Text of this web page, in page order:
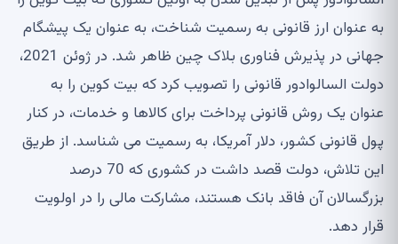
به عنوان ارز قانونی به رسمیت شناخت، به عنوان یک پیشگام
جهانی در پذیرش فناوری بلاک چین ظاهر شد. در ژوئن 2021،
دولت السالوادور قانونی را تصویب کرد که بیت کوین را به
عنوان یک روش قانونی پرداخت برای کالاها و خدمات، در کنار
پول قانونی کشور، دلار آمریکا، به رسمیت می شناسد. از طریق
این تلاش، دولت قصد داشت در کشوری که 70 درصد
بزرگسالان آن فاقد بانک هستند، مشارکت مالی را در اولویت
قرار دهد.